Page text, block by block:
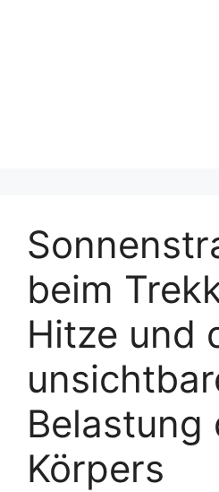
beim
Hitze und
Belastung
Körpers